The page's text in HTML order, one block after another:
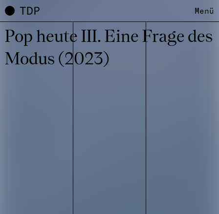
TDP Menü
Pop heute III. Eine Frage des
Modus (2023)